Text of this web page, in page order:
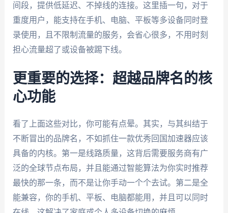
间段，提供低延迟、不掉线的连接。这里插一句，对于
重度用户，能支持在手机、电脑、平板等多设备同时登
录使用，且不限制流量的服务，会省心很多，不用时刻
担心流量超了或设备被踢下线。
更重要的选择：超越品牌名的核
心功能
看了上面这些对比，你可能有点晕。其实，与其纠结于
不断冒出的品牌名，不如抓住一款优秀回国加速器应该
具备的内核。第一是线路质量，这背后需要服务商有广
泛的全球节点布局，并且能通过智能算法为你实时推荐
最快的那一条，而不是让你手动一个个去试。第二是全
能兼容，你的手机、平板、电脑都能用，并且可以同时